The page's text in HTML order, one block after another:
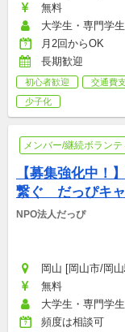
無料
大学生・専門学生
月2回からOK
長期歓迎
初心者歓迎 交通費
少子化
メンバー/継続ボランテ
【募集強化中！
繋ぐ　だっぴキ
NPO法人だっぴ
岡山 [岡山市/岡
無料
大学生・専門学生
頻度は相談可